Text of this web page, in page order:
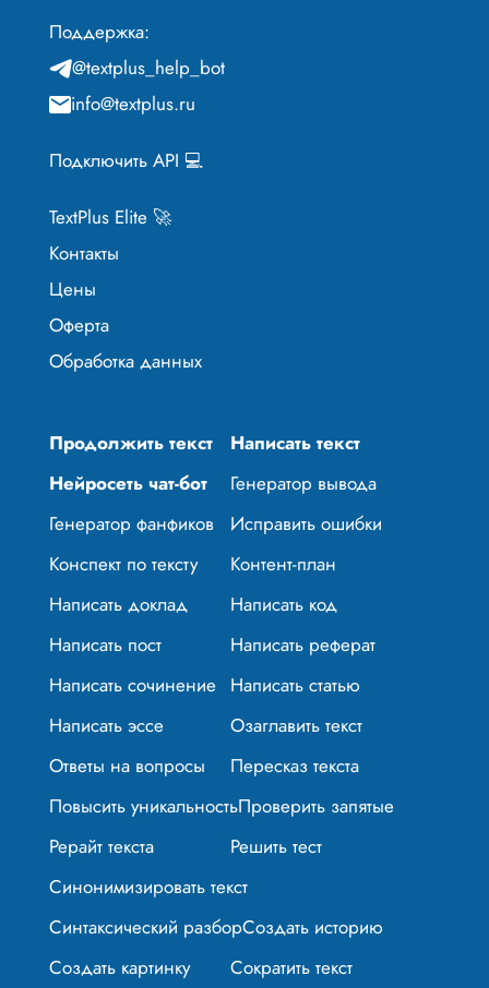
Поддержка:
@textplus_help_bot
info@textplus.ru
Подключить API 💻
TextPlus Elite 🚀
Контакты
Цены
Оферта
Обработка данных
Продолжить текст
Написать текст
Нейросеть чат-бот
Генератор вывода
Генератор фанфиков
Исправить ошибки
Конспект по тексту
Контент-план
Написать доклад
Написать код
Написать пост
Написать реферат
Написать сочинение Написать статью
Написать эссе
Озаглавить текст
Ответы на вопросы
Пересказ текста
Повысить уникальностьПроверить запятые
Рерайт текста
Решить тест
Синонимизировать текст
Синтаксический разборСоздать историю
Создать картинку
Сократить текст